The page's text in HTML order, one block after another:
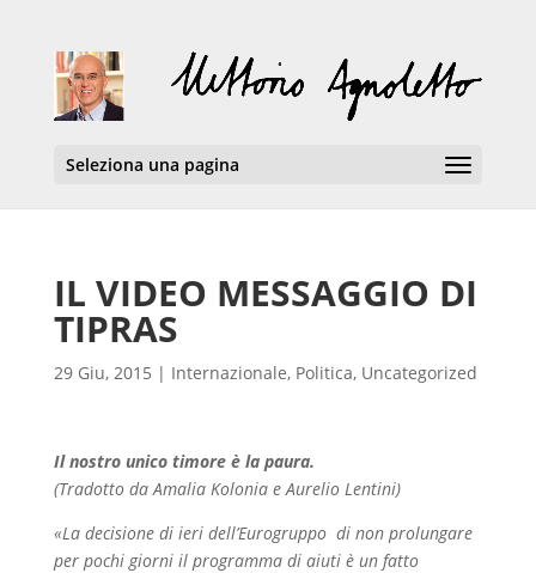
Seleziona una pagina
IL VIDEO MESSAGGIO DI
TIPRAS
29 Giu, 2015 | Internazionale, Politica, Uncategorized
Il nostro unico timore è la paura.
(Tradotto da Amalia Kolonia e Aurelio Lentini)
«La decisione di ieri dell’Eurogruppo di non prolungare
per pochi giorni il programma di aiuti è un fatto